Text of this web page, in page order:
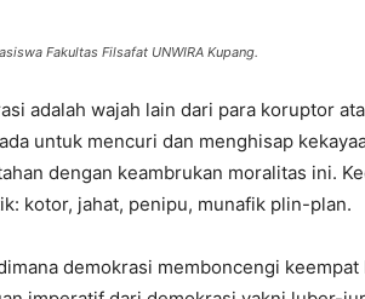
Fakultas Filsafat UNWIRA Kupang.
adalah wajah lain dari para koruptor
untuk mencuri dan menghisap
dengan keambrukan moralitas ini.
kotor, jahat, penipu, munafik plin-plan.
demokrasi memboncengi